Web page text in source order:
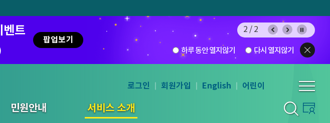
츠 공모전 우수작 투표
팝업보기
벤트
팝업보기
1/2
하루 동안 열지않기 다시 열지않기
민원안내 서비스 소개
통합검색
로그인 회원가입 English 어린이